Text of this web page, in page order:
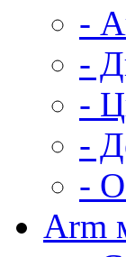
-
-
-
-
-
Arm